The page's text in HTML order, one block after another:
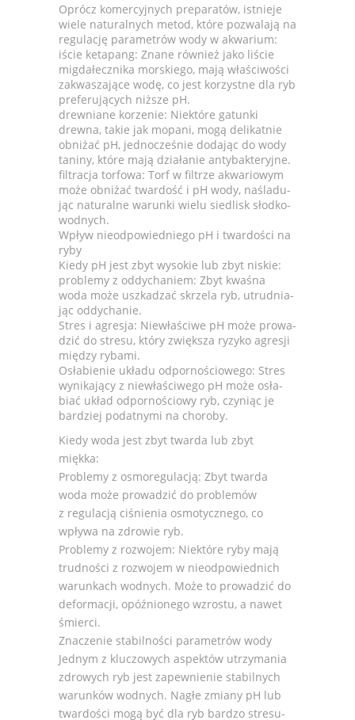
Oprócz komer­cyj­nych pre­pa­ra­tów, ist­nieje
wiele natu­ral­nych metod, które pozwa­lają na
regu­la­cję para­me­trów wody w akwa­rium:
iście keta­pang: Znane rów­nież jako liście
mig­da­łecz­nika mor­skiego, mają wła­ści­wo­ści
zakwa­sza­jące wodę, co jest korzystne dla ryb
pre­fe­rujących niż­sze pH.
drew­niane korze­nie: Niek­tóre gatunki
drewna, takie jak mopani, mogą deli­kat­nie
obni­żać pH, jed­no­cze­śnie doda­jąc do wody
taniny, które mają dzia­ła­nie anty­bak­te­ryjne.
fil­tra­cja tor­fowa: Torf w fil­trze akwa­rio­wym
może obni­żać twar­dość i pH wody, naśla­du­
jąc natu­ralne warunki wielu sie­dlisk słod­ko­
wod­nych.
Wpływ nieodpo­wied­niego pH i twar­do­ści na
ryby
Kiedy pH jest zbyt wyso­kie lub zbyt niskie:
pro­blemy z oddy­cha­niem: Zbyt kwa­śna
woda może uszka­dzać skrzela ryb, utrud­nia­
jąc oddy­cha­nie.
Stres i agre­sja: Niew­ła­ściwe pH może pro­wa­
dzić do stresu, który zwięk­sza ryzyko agre­sji
mię­dzy rybami.
Osła­bie­nie układu odpor­no­ścio­wego: Stres
wyni­ka­jący z nie­wła­ści­wego pH może osła­
biać układ odpor­no­ściowy ryb, czy­niąc je
bar­dziej podat­nymi na cho­roby.
Kiedy woda jest zbyt twarda lub zbyt
miękka:
Pro­blemy z osmoregu­la­cją: Zbyt twarda
woda może pro­wa­dzić do pro­ble­mów
z regu­la­cją ciśnie­nia osmo­tycz­nego, co
wpływa na zdro­wie ryb.
Pro­blemy z roz­wo­jem: Niek­tóre ryby mają
trud­no­ści z roz­wo­jem w nieodpo­wied­nich
warun­kach wod­nych. Może to pro­wa­dzić do
defor­ma­cji, opóź­nio­nego wzro­stu, a nawet
śmierci.
Zna­cze­nie sta­bil­no­ści para­me­trów wody
Jed­nym z klu­czowych aspek­tów utrzy­ma­nia
zdro­wych ryb jest zapew­nie­nie sta­bil­nych
warun­ków wod­nych. Nagłe zmiany pH lub
twar­do­ści mogą być dla ryb bar­dzo stre­su­